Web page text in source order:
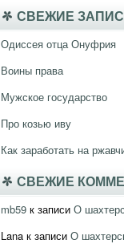
СВЕЖИЕ
Одиссея отца Онуфрия
Воины права
Мужское государство
Про козью иву
Как заработать на
СВЕЖИЕ
mb59 к записи О
Lana к записи О